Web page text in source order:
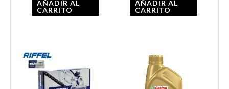
AÑADIR AL
CARRITO
AÑADIR AL
CARRITO